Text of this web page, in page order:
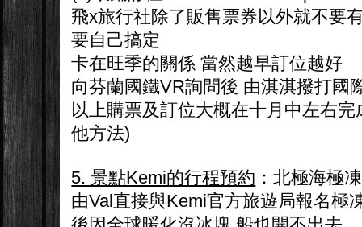
飛x旅行社除了販售票券以外就不要
要自己搞定
卡在旺季的關係 當然越早訂位越好
向芬蘭國鐵VR詢問後 由淇淇撥打國
以上購票及訂位大概在十月中左右
他方法)
5. 景點Kemi的行程預約 ：北極海極
由Val直接與Kemi官方旅遊局報名極